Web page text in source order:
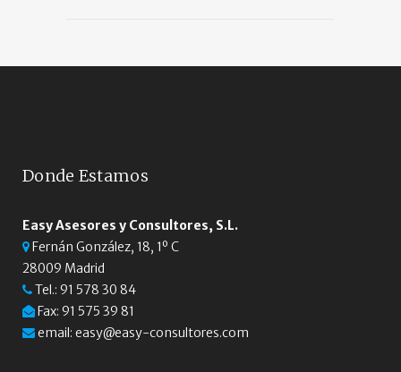
Donde Estamos
Easy Asesores y Consultores, S.L.
Fernán González, 18, 1º C
28009 Madrid
Tel.: 91 578 30 84
Fax: 91 575 39 81
email: easy@easy-consultores.com